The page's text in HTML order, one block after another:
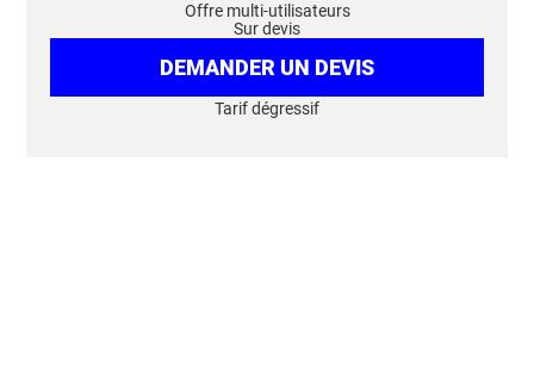
Offre multi-utilisateurs
Sur devis
DEMANDER UN DEVIS
Tarif dégressif